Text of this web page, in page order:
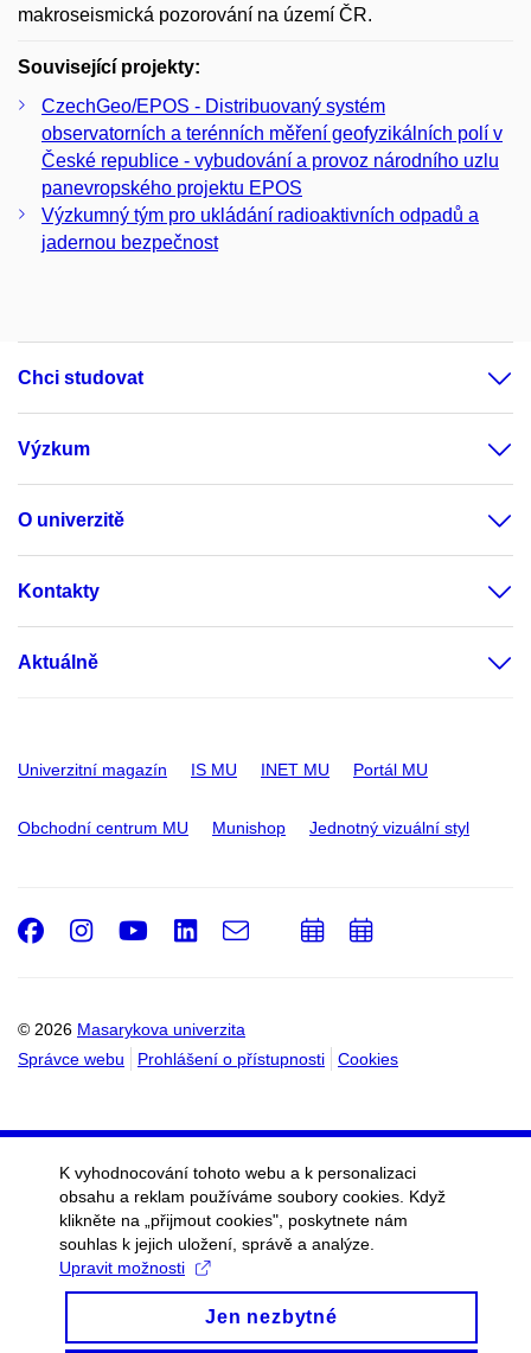
makroseismická pozorování na území ČR.
Související projekty:
CzechGeo/EPOS - Distribuovaný systém
observatorních a terénních měření geofyzikálních polí v
České republice - vybudování a provoz národního uzlu
panevropského projektu EPOS
Výzkumný tým pro ukládání radioaktivních odpadů a
jadernou bezpečnost
Chci studovat
Výzkum
O univerzitě
Kontakty
Aktuálně
Univerzitní magazín IS MU INET MU Portál MU
Obchodní centrum MU Munishop Jednotný vizuální styl
© 2026 Masarykova univerzita
Správce webu
Prohlášení o přístupnosti Cookies
Facebook
Instagram
Youtube
LinkedIn
e-
Email
PřidatPřidat
K vyhodnocování tohoto webu a k personalizaci
obsahu a reklam používáme soubory cookies. Když
klikněte na „přijmout cookies", poskytnete nám
souhlas k jejich uložení, správě a analýze.
Upravit možnosti
Jen nezbytné